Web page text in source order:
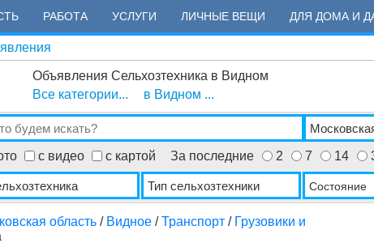
РАБОТА УСЛУГИ ЛИЧНЫЕ ВЕЩИ ДЛЯ ДОМА И
Объявления Сельхозтехника в Видном
Все категории...
в Видном ...
с видео с картой За последние 2 7 14
Состояние
область / Видное /Транспорт / Грузовики и